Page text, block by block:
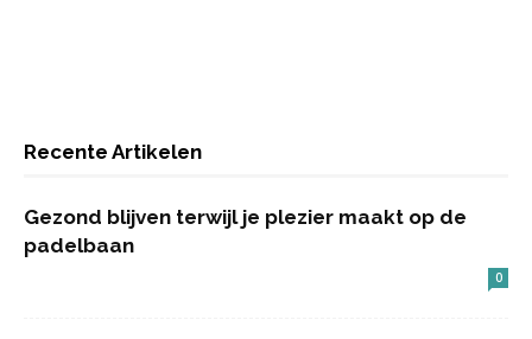
Recente Artikelen
Gezond blijven terwijl je plezier maakt op de
padelbaan
0